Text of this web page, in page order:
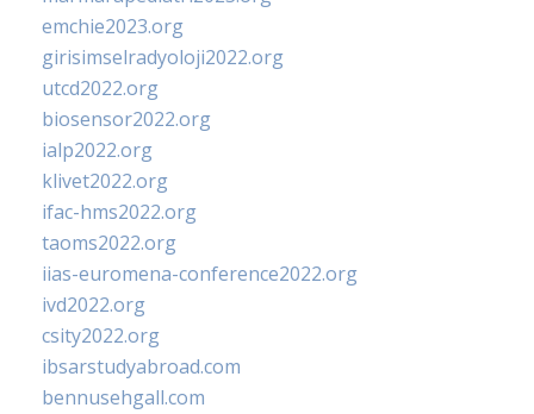
emchie2023.org
girisimselradyoloji2022.org
utcd2022.org
biosensor2022.org
ialp2022.org
klivet2022.org
ifac-hms2022.org
taoms2022.org
iias-euromena-conference2022.org
ivd2022.org
csity2022.org
ibsarstudyabroad.com
bennusehgall.com